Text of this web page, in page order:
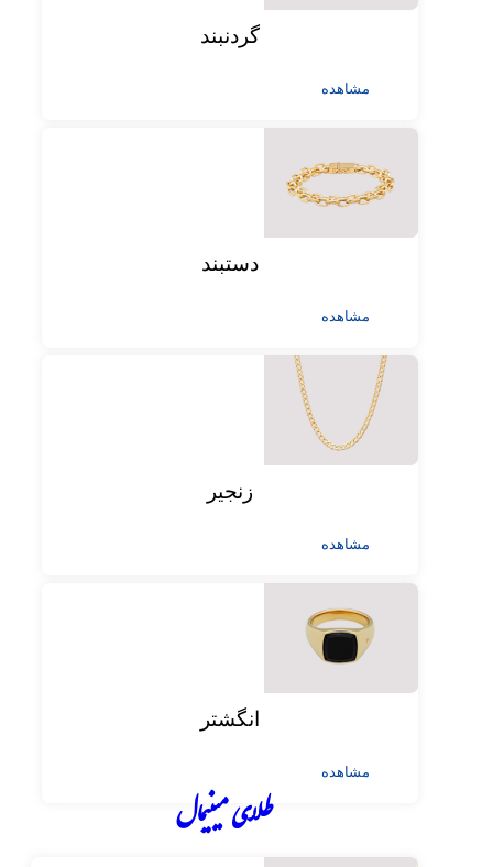
گردنبند
مشاهده
دستبند
مشاهده
زنجیر
مشاهده
انگشتر
مشاهده
طلای مینیمال